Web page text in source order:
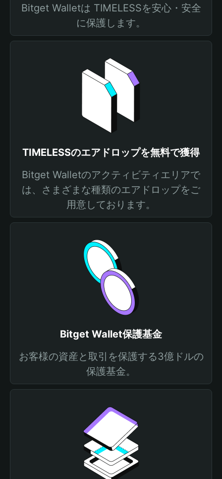
Bitget Walletは TIMELESSを安心・安全
に保護します。
TIMELESSのエアドロップを無料で獲得
Bitget Walletのアクティビティエリアで
は、さまざまな種類のエアドロップをご
用意しております。
Bitget Wallet保護基金
お客様の資産と取引を保護する3億ドルの
保護基金。